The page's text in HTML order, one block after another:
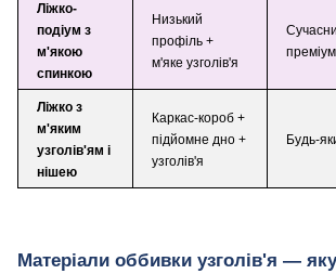
Ліжко-
подіум з
м'якою
спинкою
Низький
профіль +
м'яке узголів'я
преміум
Ліжко з
м'яким
узголів'ям і
нішею
Каркас-короб +
підйомне дно +
узголів'я
Будь-
Матеріали оббивки узголів'я —